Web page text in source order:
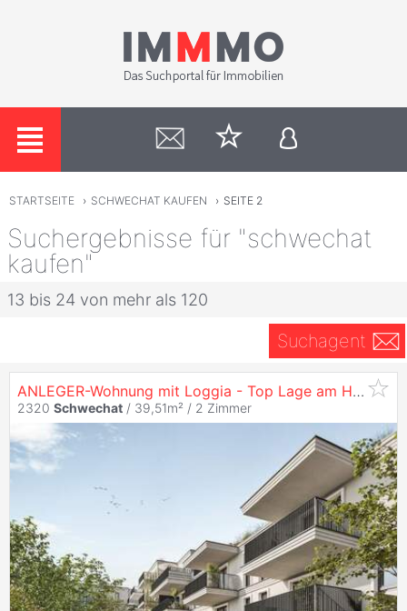
STARTSEITE › SCHWECHAT KAUFEN › SEITE 2
Suchergebnisse für "schwechat
kaufen"
13 bis 24 von mehr als 120
Suchagent
ANLEGER-Wohnung mit Loggia - Top Lage am Hauptplatz 1 - zu
2320 Schwechat / 39,51m² / 2 Zimmer